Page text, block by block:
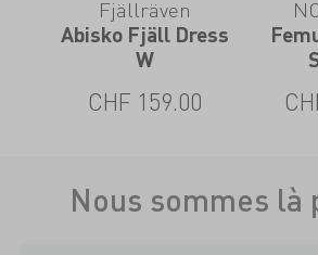
Fjällräven
Abisko Fjäll Dress
W
CHF 159.00
Nous sommes là